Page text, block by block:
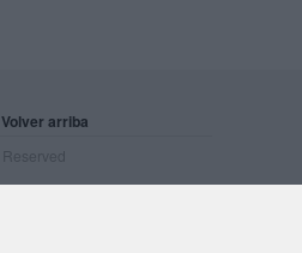
Volver arriba